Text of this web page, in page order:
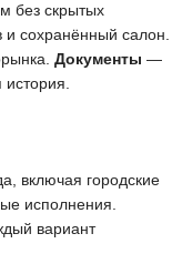
без скрытых
и сохранённый салон.
Документы —
включая городские
исполнения.
вариант